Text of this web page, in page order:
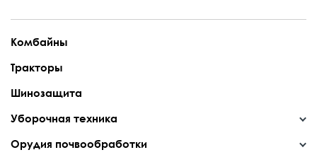
Комбайны
Тракторы
Шинозащита
Уборочная техника
Орудия почвообработки